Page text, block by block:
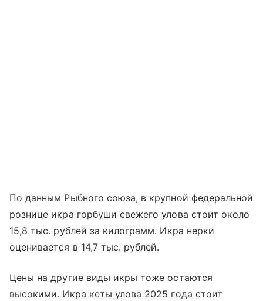
По данным Рыбного союза, в крупной федеральной
рознице икра горбуши свежего улова стоит около
15,8 тыс. рублей за килограмм. Икра нерки
оценивается в 14,7 тыс. рублей.
Цены на другие виды икры тоже остаются
высокими. Икра кеты улова 2025 года стоит